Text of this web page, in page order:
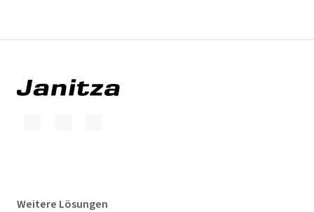
Weitere Lösungen